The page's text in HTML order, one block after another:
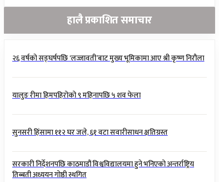
हालै प्रकाशित समाचार
२६ वर्षको सङ्घर्षपछि ‘लज्जावती’बाट मुख्य भूमिकामा आए श्री कृष्ण निरौला
यालुङ रीमा हिमपहिरोको ९ महिनापछि ५ शव फेला
सुनसरी हिंसामा ११२ घर जले, ६१ वटा सवारीसाधन क्षतिग्रस्त
सरकारी निर्देशनपछि काठमाडौं विश्वविद्यालयमा हुने भनिएको अन्तर्राष्ट्रिय
तिब्बती अध्ययन गोष्ठी स्थगित